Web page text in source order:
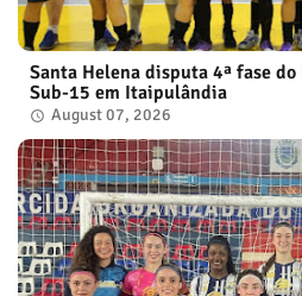
Santa Helena disputa 4ª fase do
Sub-15 em Itaipulândia
August 07, 2026